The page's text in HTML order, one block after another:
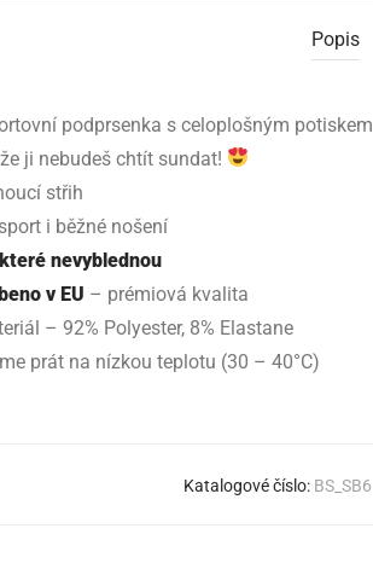
Popis
podprsenka s celoplošným potiskem
ji nebudeš chtít sundat!
střih
i běžné nošení
nevyblednou
v EU – prémiová kvalita
– 92% Polyester, 8% Elastane
prát na nízkou teplotu (30 – 40°C)
Katalogové číslo: BS_SB6